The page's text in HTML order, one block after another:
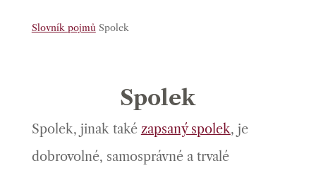
Slovník pojmů Spolek
Spolek
Spolek, jinak také zapsaný spolek, je
dobrovolné, samosprávné a trvalé